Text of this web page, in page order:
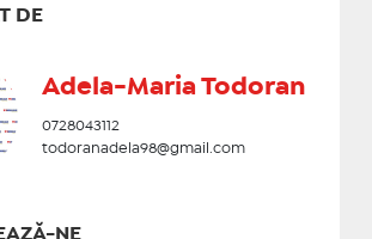
DE
Adela-Maria Todoran
0728043112
todoranadela98@gmail.com
NE